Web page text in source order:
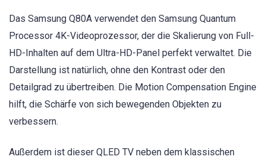
Das Samsung Q80A verwendet den Samsung Quantum
Processor 4K-Videoprozessor, der die Skalierung von Full-
HD-Inhalten auf dem Ultra-HD-Panel perfekt verwaltet. Die
Darstellung ist natürlich, ohne den Kontrast oder den
Detailgrad zu übertreiben. Die Motion Compensation Engine
hilft, die Schärfe von sich bewegenden Objekten zu
verbessern.
Außerdem ist dieser QLED TV neben dem klassischen